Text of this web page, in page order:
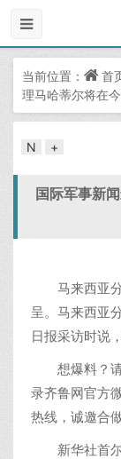
当前位置： 首
理马哈蒂尔将在
N +
国际军事新
马来西亚分
呈。马来西亚
日报采访时说
想爆料？请
录齐鲁网官方
热线，诚邀合
新华社首尔